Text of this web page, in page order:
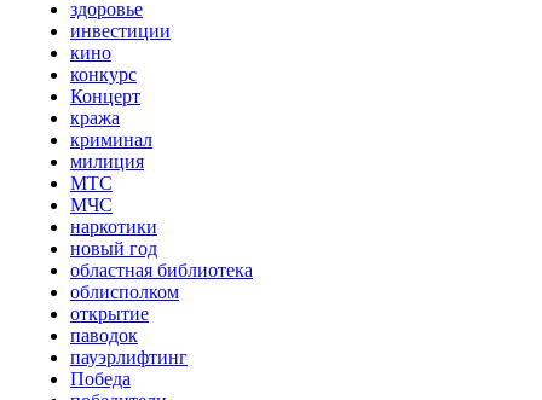
здоровье
инвестиции
кино
конкурс
Концерт
кража
криминал
милиция
МТС
МЧС
наркотики
новый год
областная библиотека
облисполком
открытие
паводок
пауэрлифтинг
Победа